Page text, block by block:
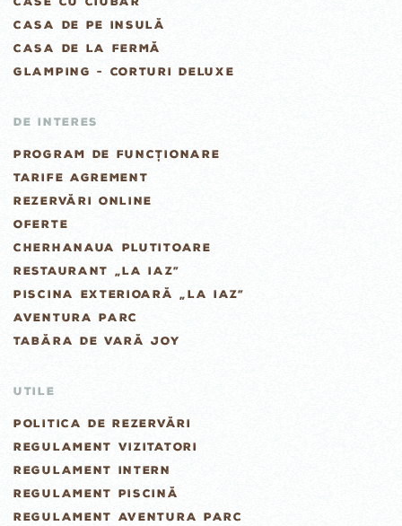
CASA DE PE INSULĂ
CASA DE LA FERMĂ
GLAMPING - CORTURI DELUXE
DE INTERES
PROGRAM DE FUNCȚIONARE
TARIFE AGREMENT
REZERVĂRI ONLINE
OFERTE
CHERHANAUA PLUTITOARE
RESTAURANT „LA IAZ”
PISCINA EXTERIOARĂ „LA IAZ”
AVENTURA PARC
TABĂRA DE VARĂ JOY
UTILE
POLITICA DE REZERVĂRI
REGULAMENT VIZITATORI
REGULAMENT INTERN
REGULAMENT PISCINĂ
REGULAMENT AVENTURA PARC